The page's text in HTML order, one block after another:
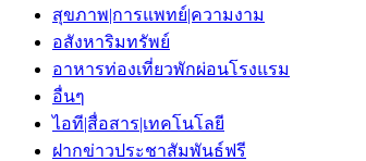
สุขภาพ|การแพทย์|ความงาม
อสังหาริมทรัพย์
อาหารท่องเที่ยวพักผ่อนโรงแรม
อื่นๆ
ไอที|สื่อสาร|เทคโนโลยี
ฝากข่าวประชาสัมพันธ์ฟรี